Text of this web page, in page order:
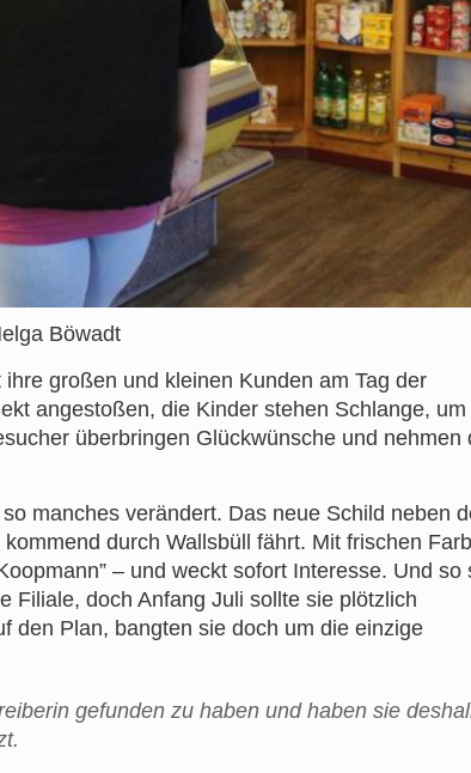
Böwadt
großen und kleinen Kunden am Tag der
angestoßen, die Kinder stehen Schlange, um
überbringen Glückwünsche und nehmen
manches verändert. Das neue Schild neben
durch Wallsbüll fährt. Mit frischen
– und weckt sofort Interesse. Und so
Filiale, doch Anfang Juli sollte sie plötzlich
den Plan, bangten sie doch um die einzige
gefunden zu haben und haben sie